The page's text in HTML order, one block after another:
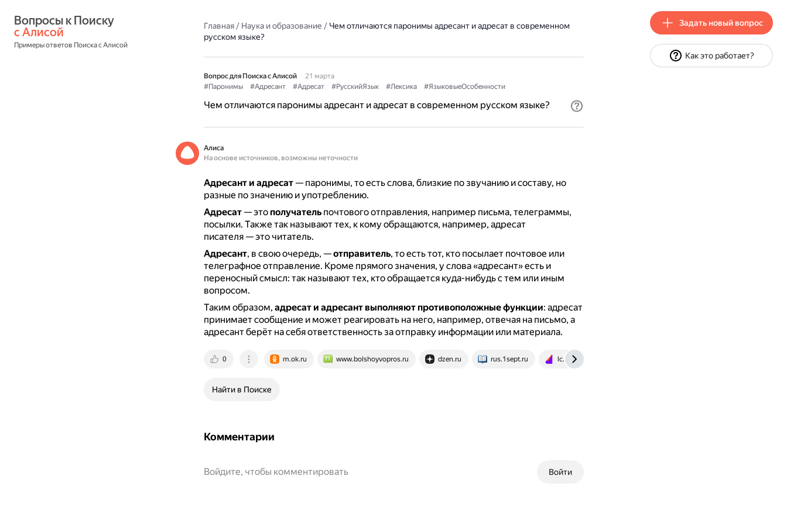
с Алисой
Примеры ответов Поиска с Алисой
Главная/ Наука и образование / Чем отличаются паронимы адресант и адресат в современном
русском языке?
Вопрос для Поиска с Алисой
21 марта
#Паронимы
#Адресант #Адресат #РусскийЯзык #Лексика #ЯзыковыеОсобенности
Чем отличаются паронимы адресант и адресат в современном русском языке?
Алиса
На основе источников, возможны неточности
Адресант и адресат— паронимы, то есть слова, близкие по звучанию и составу, но
разные по значению и употреблению.
Адресат— это получательпочтового отправления, например письма, телеграммы,
посылки. Также так называют тех, к кому обращаются, например, адресат
писателя — это читатель.
Адресант, в свою очередь, —отправитель, то есть тот, кто посылает почтовое или
телеграфное отправление. Кроме прямого значения, у слова «адресант» есть и
переносный смысл: так называют тех, кто обращается куда-нибудь с тем или иным
вопросом.
Таким образом, адресат и адресант выполняют противоположные функции: адресат
принимает сообщение и может реагировать на него, например, отвечая на письмо, а
адресант берёт на себя ответственность за отправку информации или материала.
0 m.ok.ru www.bolshoyvopros.ru dzen.ru rus.1sept.ru lc.rt.ru
Найти в Поиске
Комментарии
Войти
Войдите, чтобы комментировать
Задать новый вопрос
Как это работает?